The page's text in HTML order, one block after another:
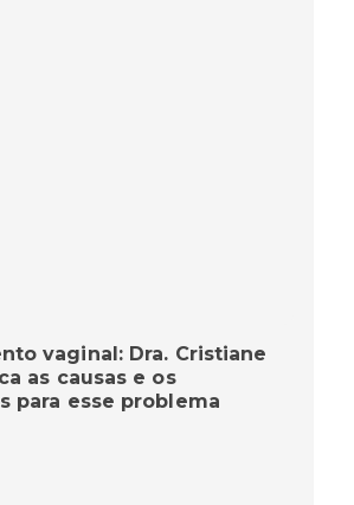
vaginal: Dra. Cristiane
as causas e os
para esse problema